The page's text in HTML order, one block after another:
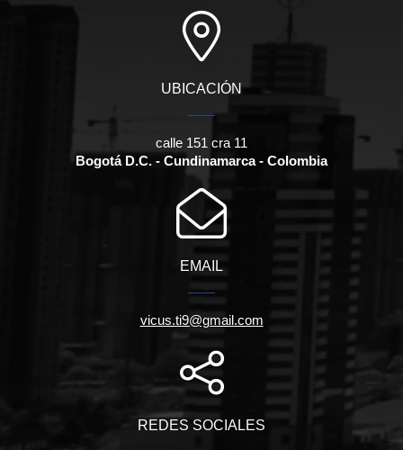
UBICACIÓN
calle 151 cra 11
Bogotá D.C. - Cundinamarca - Colombia
EMAIL
vicus.ti9@gmail.com
REDES SOCIALES